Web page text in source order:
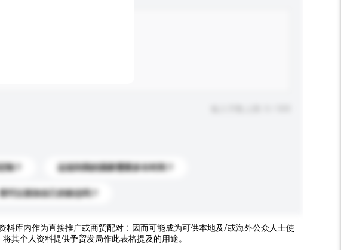
制？ 运送到我的国家需要多长时间？
我可以添加自己的标志吗？
料库内作为直接推广或商贸配对﹝因而可能成为可供本地及/或海外公众人士使
其个人资料提供予贸发局作此表格提及的用途。